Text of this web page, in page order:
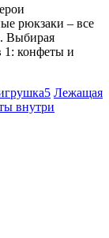
рюкзаки – все
Выбирая
1: конфеты и
5 Лежащая
внутри